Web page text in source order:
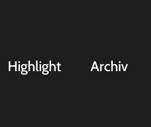
Highlight Archiv